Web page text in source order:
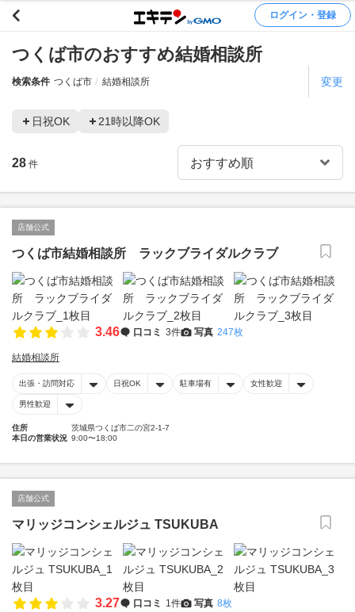
ログイン・登録
つくば市のおすすめ結婚相談所
検索条件 つくば市 結婚相談所 変更
日祝OK 21時以降OK
28 件
店舗公式
つくば市結婚相談所 ラックブライダルクラブ
3.46 口コミ 3件 写真 247枚
結婚相談所
出張・訪問対応 日祝OK 駐車場有 女性歓迎
男性歓迎
住所
茨城県つくば市二の宮2-1-7
本日の営業状況 9:00〜18:00
店舗公式
マリッジコンシェルジュ TSUKUBA
3.27 口コミ 1件 写真 8枚